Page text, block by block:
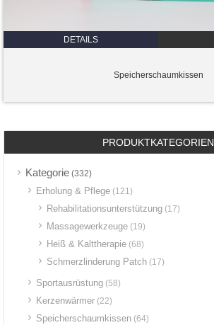
DETAILS
Speicherschaumkissen
PRODUKTKATEGORIEN
Kategorie (332)
Erholung & Pflege (121)
Rehabilitationsunterstützung (17)
Massagewerkzeuge (19)
Heiß & Kalttherapie (68)
Schmerzlinderung Patch (17)
Sportausrüstung (58)
Kerzenwärmer (22)
Speicherschaumkissen (64)